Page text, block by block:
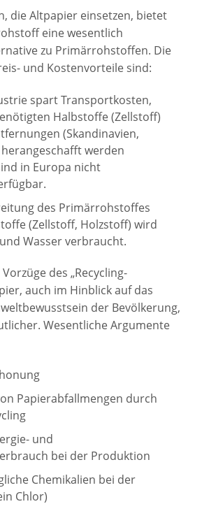
die Altpapier einsetzen, bietet
eine wesentlich
zu Primärrohstoffen. Die
und Kostenvorteile sind:
spart Transportkosten,
Halbstoffe (Zellstoff)
(Skandinavien,
werden
in Europa nicht
des Primärrohstoffes
(Zellstoff, Holzstoff) wird
Wasser verbraucht.
des „Recycling-
auch im Hinblick auf das
der Bevölkerung,
Wesentliche Argumente
Papierabfallmengen durch
und
bei der Produktion
Chemikalien bei der
Chlor)